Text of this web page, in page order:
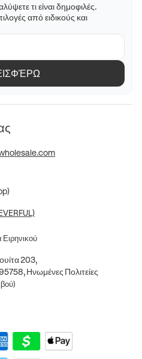
τι είναι δημοφιλές.
από ειδικούς και
203,
Ηνωμένες Πολιτείες